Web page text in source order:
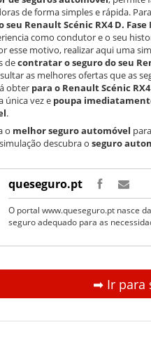
de forma simples e rápida.
Renault Scénic RX4 D. Fase
como condutor e o seu
esse motivo, realizar aqui uma
decontratar o seguro do seu
as melhores ofertas que as
obter para o Renault Scénic
única vez e poupa
.
o melhor seguro automóvel
descubra o seguro
queseguro.pt
O portal www.queseguro.pt nasce
seguro adequado para as
➡︎ Ir para